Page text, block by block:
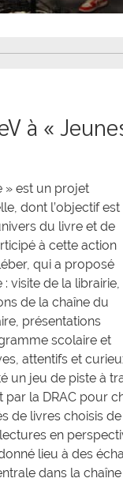
à «
» est un projet
dont l’objectif est
du livre et de
à cette action
qui a proposé
visite de la librairie,
de la chaîne du
présentations
scolaire et
attentifs et
un jeu de piste à
la DRAC pour
de livres choisis
en
lieu à des
dans la